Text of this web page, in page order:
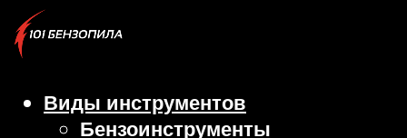
Виды инструментов
Бензоинструменты